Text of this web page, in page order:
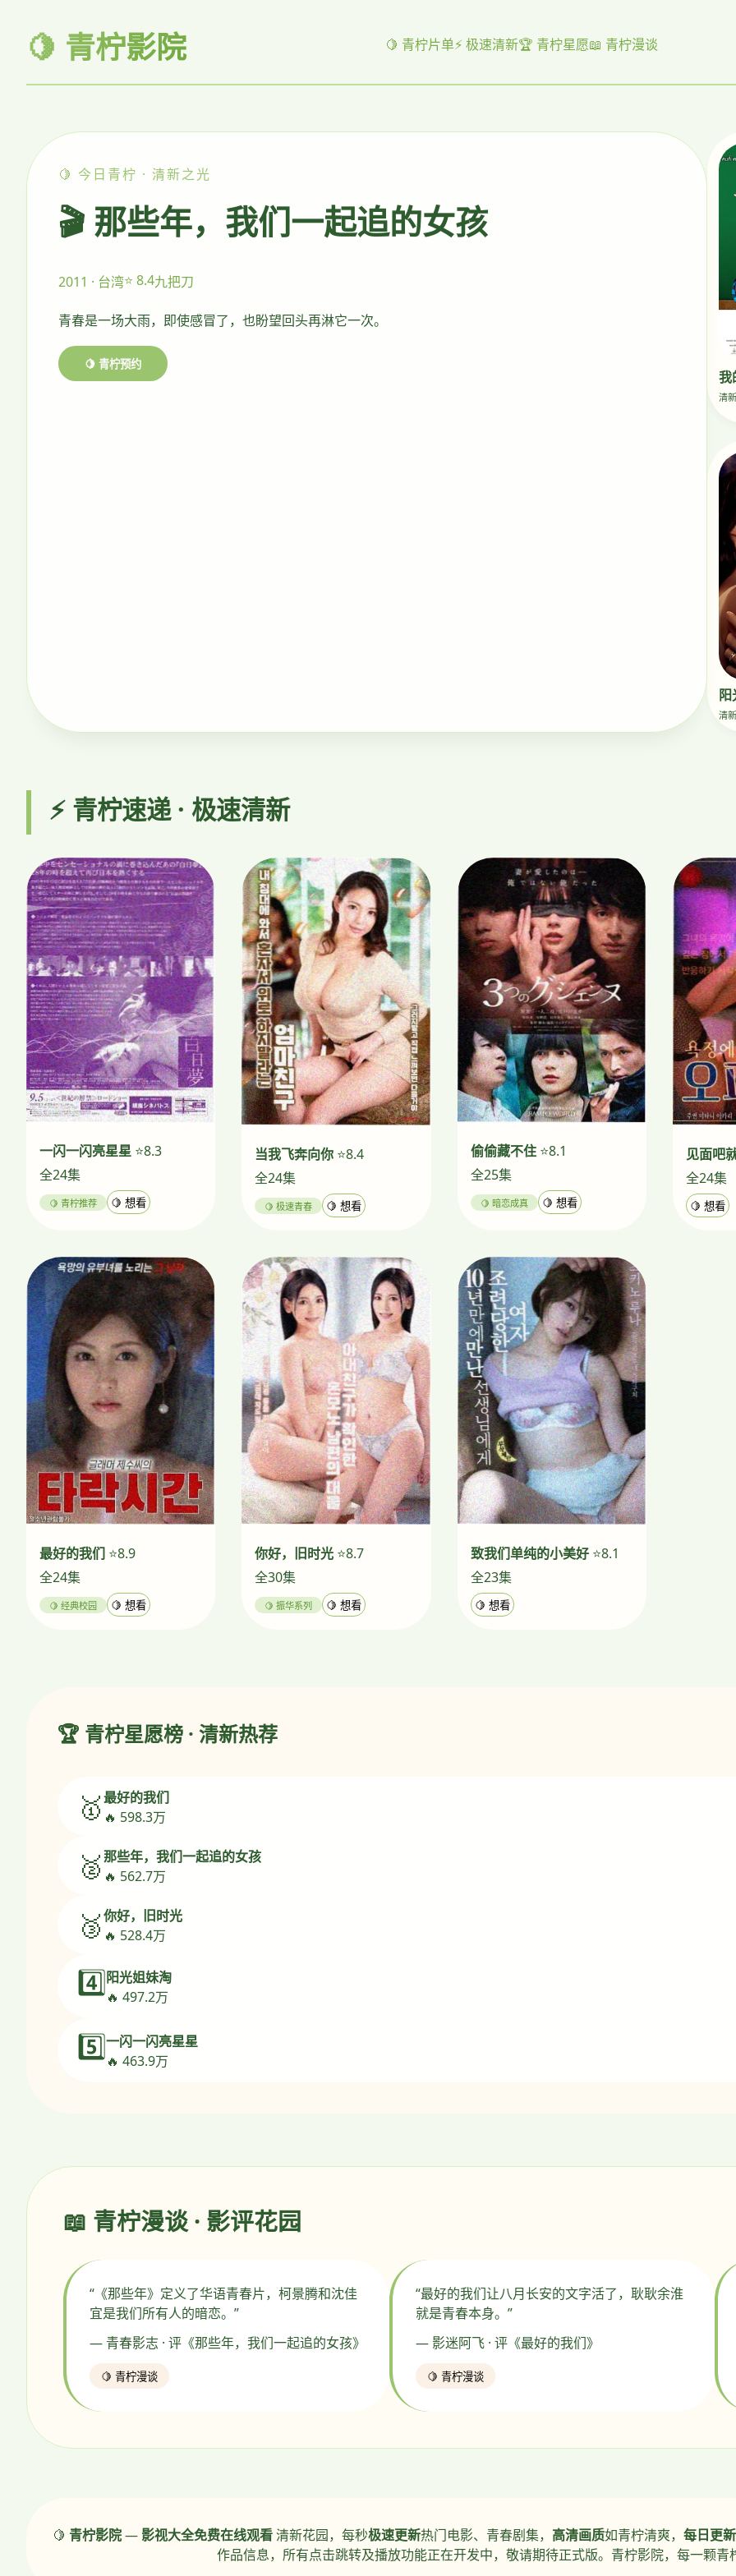
🍋 青柠影院 🍋 青柠片单⚡ 极速清新🏆 青柠星愿📖 青柠漫谈
🍋 今日青柠 · 清新之光
🎬 那些年，我们一起追的女孩
2011 · 台湾⭐ 8.4九把刀
青春是一场大雨，即使感冒了，也盼望回头再淋它一次。
🍋 青柠预约
我
清
阳
清
⚡ 青柠速递 · 极速清新
一闪一闪亮星星 ⭐8.3
全24集
🍋 青柠推荐 🍋 想看
当我飞奔向你 ⭐8.4
全24集
🍋 极速青春 🍋 想看
偷偷藏不住⭐8.1
全25集
🍋 暗恋成真 🍋 想看
见面吧
全24集
🍋 想看
最好的我们 ⭐8.9
全24集
🍋 经典校园 🍋 想看
你好，旧时光 ⭐8.7
全30集
🍋 振华系列 🍋 想看
致我们单纯的小美好⭐8.1
全23集
🍋 想看
🏆 青柠星愿榜 · 清新热荐
🥇最好的我们
🔥 598.3万
🥈那些年，我们一起追的女孩
🔥 562.7万
🥉你好，旧时光
🔥 528.4万
4️⃣阳光姐妹淘
🔥 497.2万
5️⃣一闪一闪亮星星
🔥 463.9万
📖 青柠漫谈 · 影评花园
“《那些年》定义了华语青春片，柯景腾和沈佳
宜是我们所有人的暗恋。”
— 青春影志 · 评《那些年，我们一起追的女孩》
🍋 青柠漫谈
“最好的我们让八月长安的文字活了，耿耿余淮
就是青春本身。”
— 影迷阿飞 · 评《最好的我们》
🍋 青柠漫谈
🍋 青柠影院— 影视大全免费在线观看清新花园，每秒极速更新热门电影、青春剧集， 高清画质如青柠清爽， 每日更新
作品信息，所有点击跳转及播放功能正在开发中，敬请期待正式版。青柠影院，每一颗